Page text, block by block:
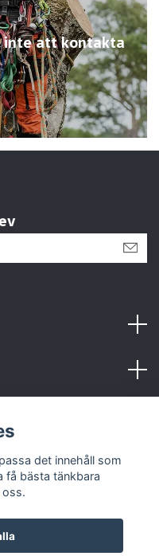
inte att kontakta
det innehåll som
få bästa tänkbara
oss.